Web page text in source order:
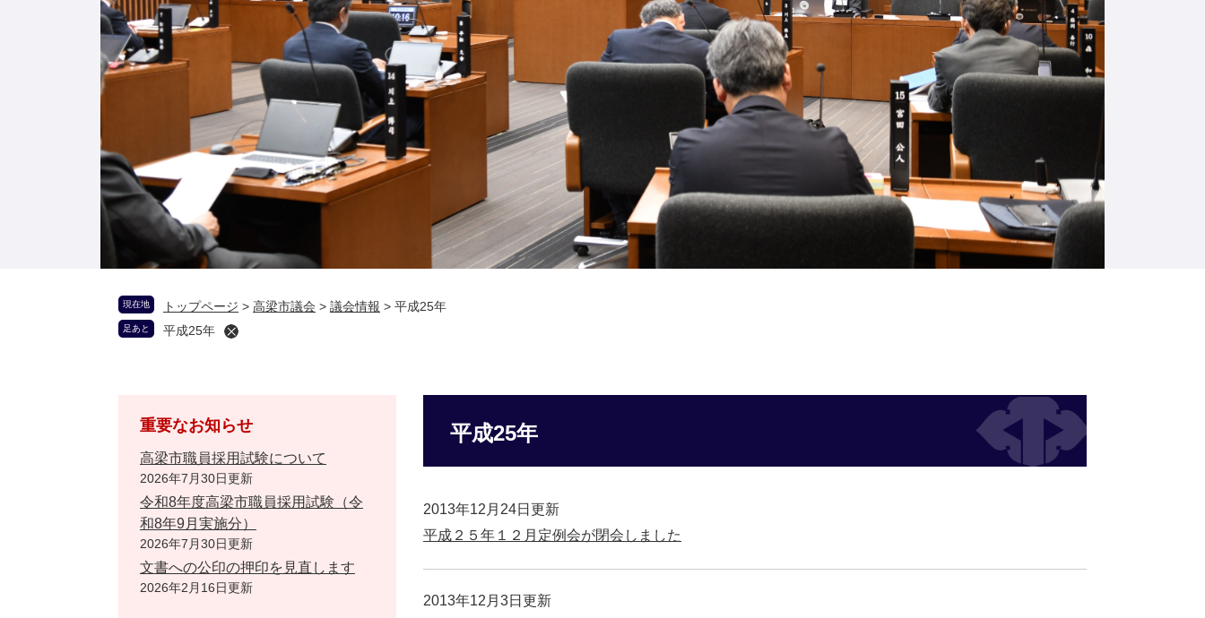
現在地 トップページ > 高梁市議会 > 議会情報 > 平成25年
足あと 平成25年
平成25年
2013年12月24日更新
平成２５年１２月定例会が閉会しました
2013年12月3日更新
重要なお知らせ
高梁市職員採用試験について
2026年7月30日更新
令和8年度高梁市職員採用試験（令
和8年9月実施分）
2026年7月30日更新
文書への公印の押印を見直します
2026年2月16日更新